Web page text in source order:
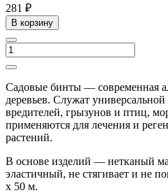
281 ₽
В корзину
Садовые бинты — современная
деревьев. Служат
вредителей, грызунов и птиц,
применяются для лечения и
растений.
В основе изделий — нетканый
эластичный, не стягивает и не
х 50 м.